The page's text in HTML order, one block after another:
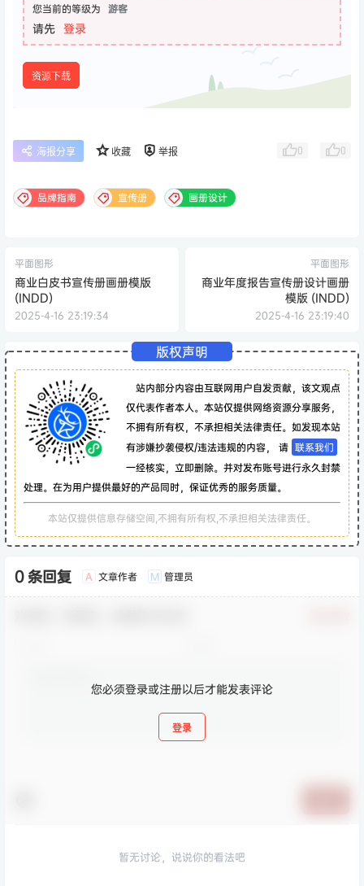
您当前的等级为 游客
请先 登录
资源下载
海报分享 收藏 举报 0 0
品牌指南 宣传册 画册设计
平面图形
商业白皮书宣传册画册模版
(INDD)
2025-4-16 23:19:34
平面图形
商业年度报告宣传册设计画册
模版 (INDD)
2025-4-16 23:19:40
版权声明
站内部分内容由互联网用户自发贡献，该文观点
仅代表作者本人。本站仅提供网络资源分享服务，
不拥有所有权，不承担相关法律责任。如发现本站
有涉嫌抄袭侵权/违法违规的内容， 请 联系我们
一经核实，立即删除。并对发布账号进行永久封禁
处理。在为用户提供最好的产品同时，保证优秀的服务质量。
本站仅提供信息存储空间,不拥有所有权,不承担相关法律责任。
0 条回复 A 文章作者 M 管理员
您必须登录或注册以后才能发表评论
登录
暂无讨论，说说你的看法吧